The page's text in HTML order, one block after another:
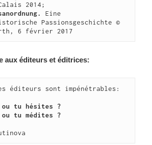
Eine
Passionsgeschichte ©
6 février 2017
aux éditeurs et éditrices:
éditeurs sont impénétrables:
ou tu hésites ?
tu médites ?